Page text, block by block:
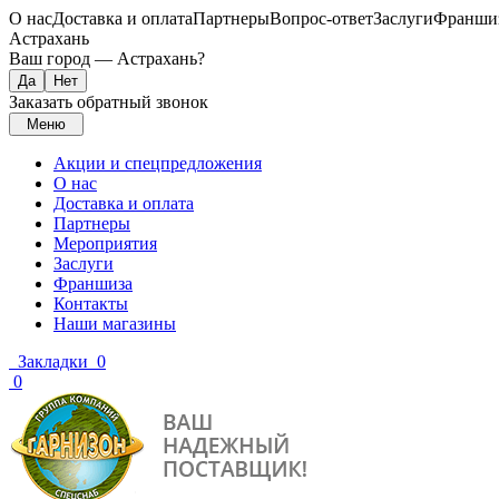
О насДоставка и оплатаПартнерыВопрос-ответЗаслуги
Астрахань
Ваш город — Астрахань?
Заказать обратный звонок
Меню
Акции и спецпредложения
О нас
Доставка и оплата
Партнеры
Мероприятия
Заслуги
Франшиза
Контакты
Наши магазины
Закладки 0
0